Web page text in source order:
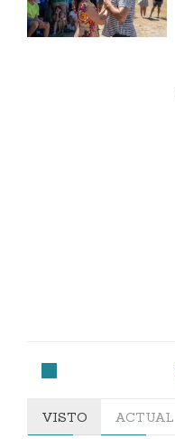
VISTO ACTUAL